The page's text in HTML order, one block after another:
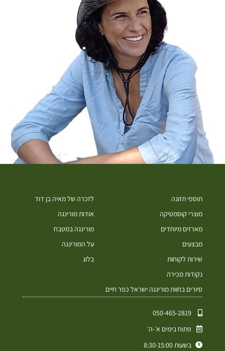
תוספי תזונה
מוצרי קוסמטיקה
מארזים מיוחדים
מבצעים
שירות לקוחות
נקודות מכירה
סיורים בחוות מורינגה ישראל כפר חיים
לזכרה של מאיה בן דוד
אודות מורינגה
מורינגה במטבח
על המורינגה
בלוג
050-465-2819⁩
פתוח בימים א׳-ה׳
בשעות 8:30-15:00